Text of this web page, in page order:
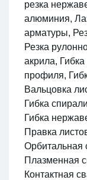
резка
алюминия,
арматуры,
Резка
акрила,
профиля,
Вальцовка
Гибка
Гибка
Правка
Орбитальная
Плазменная
Контактная